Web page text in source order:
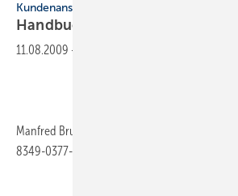
Kundenansprache
Handbuch
11.08.2009 -
Manfred Bruhn u.a. (Hrsg.), 1385 S., 2008,
8349-0377-8, Gabler Verlag (